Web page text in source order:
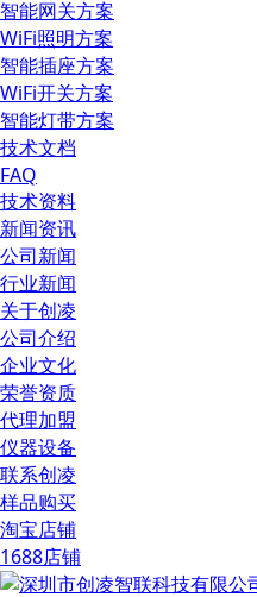
智能网关方案
WiFi照明方案
智能插座方案
WiFi开关方案
智能灯带方案
技术文档
FAQ
技术资料
新闻资讯
公司新闻
行业新闻
关于创凌
公司介绍
企业文化
荣誉资质
代理加盟
仪器设备
联系创凌
样品购买
淘宝店铺
1688店铺